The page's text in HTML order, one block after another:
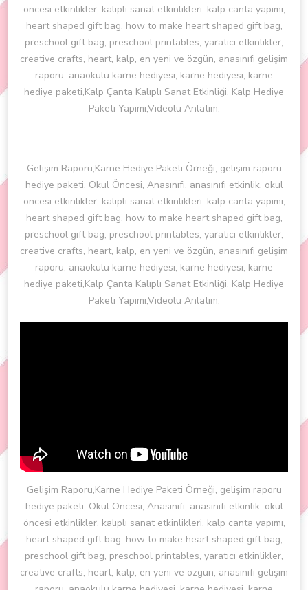
öncesi etkinlikler, kalıplı sanat etkinlikleri, kalp canta yapımı,
heart shaped gift bag, how to make heart shaped gift bag,
preschool gift bag, preschool printables, yaratıcı etkinlikler,
creative crafts, heart, kalp, en yeni ve özgün, anasınıfı gelişim
raporu, anaokulu karne hediyesi, karne hediyesi, karne
hediye paketi,Kalp Çanta Kalıplı Sanat Etkinliği, Kalp Hediye
Paketi Yapımı,Videolu Anlatım,
Gelişim Raporu,Karne Hediye Paketi Örneği, gelişim raporu
hediye paketi, Okul Öncesi, Anasınıfı, anasınıfı etkinlik, okul
öncesi etkinlikler, kalıplı sanat etkinlikleri, kalp canta yapımı,
heart shaped gift bag, how to make heart shaped gift bag,
preschool gift bag, preschool printables, yaratıcı etkinlikler,
creative crafts, heart, kalp, en yeni ve özgün, anasınıfı gelişim
raporu, anaokulu karne hediyesi, karne hediyesi, karne
hediye paketi,Kalp Çanta Kalıplı Sanat Etkinliği, Kalp Hediye
Paketi Yapımı,Videolu Anlatım,
Gelişim Raporu,Karne Hediye Paketi Örneği, gelişim raporu
hediye paketi, Okul Öncesi, Anasınıfı, anasınıfı etkinlik, okul
öncesi etkinlikler, kalıplı sanat etkinlikleri, kalp canta yapımı,
heart shaped gift bag, how to make heart shaped gift bag,
preschool gift bag, preschool printables, yaratıcı etkinlikler,
creative crafts, heart, kalp, en yeni ve özgün, anasınıfı gelişim